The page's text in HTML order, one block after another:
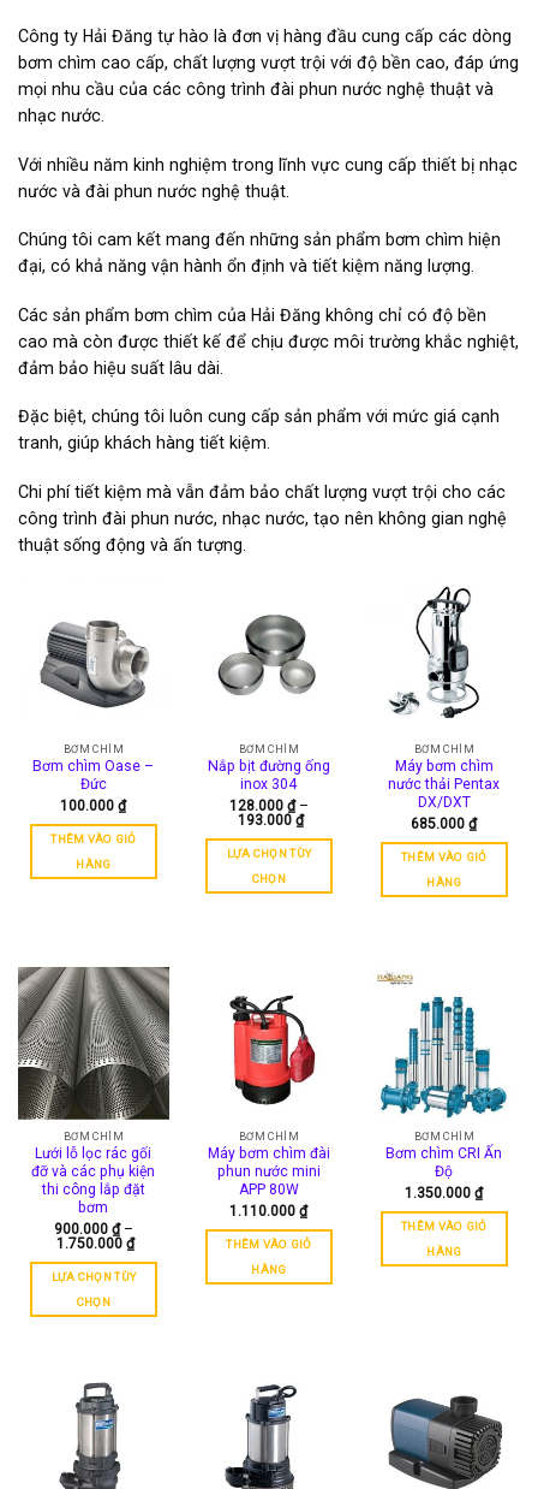
Công ty Hải Đăng tự hào là đơn vị hàng đầu cung cấp các dòng
bơm chìm cao cấp, chất lượng vượt trội với độ bền cao, đáp ứng
mọi nhu cầu của các công trình đài phun nước nghệ thuật và
nhạc nước.
Với nhiều năm kinh nghiệm trong lĩnh vực cung cấp thiết bị nhạc
nước và đài phun nước nghệ thuật.
Chúng tôi cam kết mang đến những sản phẩm bơm chìm hiện
đại, có khả năng vận hành ổn định và tiết kiệm năng lượng.
Các sản phẩm bơm chìm của Hải Đăng không chỉ có độ bền
cao mà còn được thiết kế để chịu được môi trường khắc nghiệt,
đảm bảo hiệu suất lâu dài.
Đặc biệt, chúng tôi luôn cung cấp sản phẩm với mức giá cạnh
tranh, giúp khách hàng tiết kiệm.
Chi phí tiết kiệm mà vẫn đảm bảo chất lượng vượt trội cho các
công trình đài phun nước, nhạc nước, tạo nên không gian nghệ
thuật sống động và ấn tượng.
BƠM CHÌM
Bơm chìm Oase –
Đức
100.000₫
THÊM VÀO GIỎ
HÀNG
BƠM CHÌM
Nắp bịt đường ống
inox 304
128.000 ₫ –
193.000 ₫Khoảng
giá:
từ
128.000 ₫
193.000 ₫
LỰA CHỌN TÙY
CHỌN
nhiều
biến
thể.
Các
tùy
chọn
có
thể
được
chọn
trang
sản
BƠM CHÌM
Máy bơm chìm
nước thải Pentax
DX/DXT
685.000₫
THÊM VÀO GIỎ
HÀNG
BƠM CHÌM
Lưới lỗ lọc rác gối
đỡ và các phụ kiện
thi công lắp đặt
bơm
900.000 ₫ –
1.750.000 ₫Khoảng
giá:
từ
900.000 ₫
1.750.000 ₫
LỰA CHỌN TÙY
CHỌN
có
nhiều
thể.
BƠM CHÌM
Máy bơm chìm đài
phun nước mini
APP 80W
1.110.000₫
THÊM VÀO GIỎ
HÀNG
BƠM CHÌM
Bơm chìm CRI Ấn
Độ
1.350.000₫
THÊM VÀO GIỎ
HÀNG